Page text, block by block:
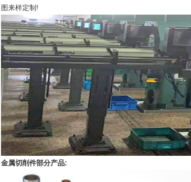
图来样定制!
金属切削件部分产品: